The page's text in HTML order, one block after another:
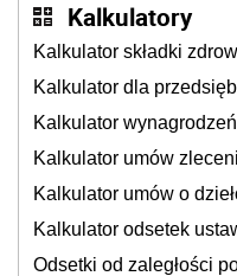
Kalkulatory
Kalkulator składki
Kalkulator dla
Kalkulator wynagrodzeń
Kalkulator umów
Kalkulator umów o
Kalkulator odsetek
Odsetki od zaległości